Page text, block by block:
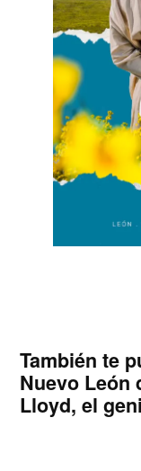
También te
Nuevo León
Lloyd, el